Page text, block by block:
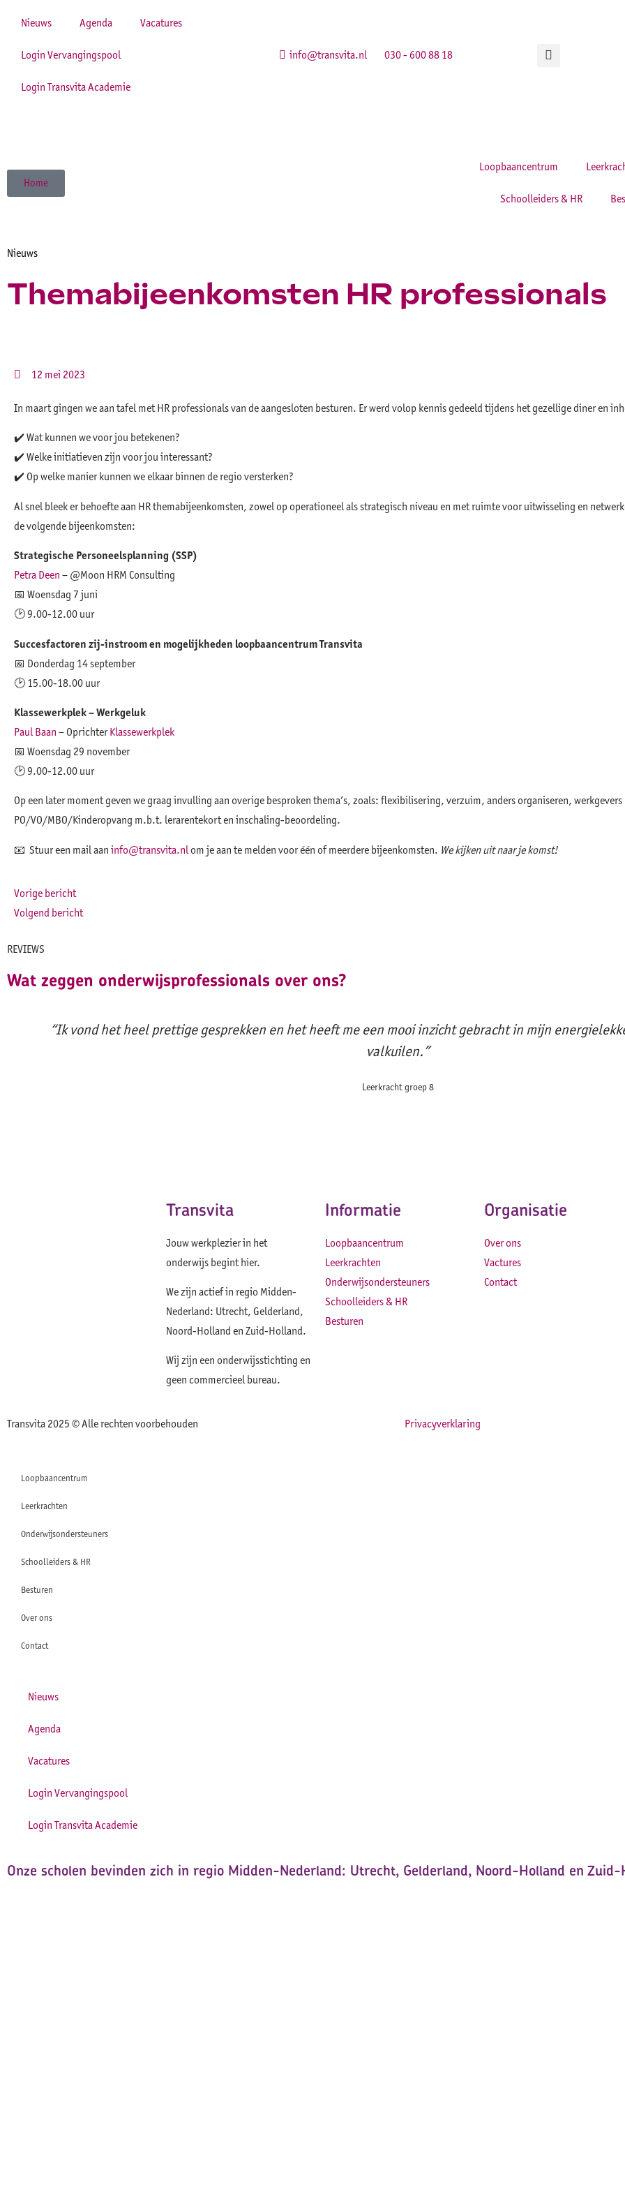
Nieuws Agenda Vacatures
Login Vervangingspool
Login Transvita Academie
info@transvita.nl 030 - 600 88 18
Home
Loopbaancentrum
Schoolleiders & HR
Nieuws
Themabijeenkomsten HR professionals
12 mei 2023
In maart gingen we aan tafel met HR professionals van de aangesloten besturen. Er werd volop kennis gedeeld tijdens het gezellige diner en
✔️ Wat kunnen we voor jou betekenen?
✔️ Welke initiatieven zijn voor jou interessant?
✔️ Op welke manier kunnen we elkaar binnen de regio versterken?
Al snel bleek er behoefte aan HR themabijeenkomsten, zowel op operationeel als strategisch niveau en met ruimte voor uitwisseling en
de volgende bijeenkomsten:
Strategische Personeelsplanning (SSP)
Petra Deen – @Moon HRM Consulting
📅 Woensdag 7 juni
🕑 9.00-12.00 uur
Succesfactoren zij-instroom en mogelijkheden loopbaancentrum Transvita
📅 Donderdag 14 september
🕑 15.00-18.00 uur
Klassewerkplek – Werkgeluk
Paul Baan – OprichterKlassewerkplek
📅 Woensdag 29 november
🕑 9.00-12.00 uur
Op een later moment geven we graag invulling aan overige besproken thema’s, zoals: flexibilisering, verzuim, anders organiseren,
PO/VO/MBO/Kinderopvang m.b.t. lerarentekort en inschaling-beoordeling.
📧 Stuur een mail aan info@transvita.nl om je aan te melden voor één of meerdere bijeenkomsten. We kijken uit naar je komst!
Vorige bericht
Volgend bericht
REVIEWS
Wat zeggen onderwijsprofessionals over ons?
“Ik vond het heel prettige gesprekken en het heeft me een mooi inzicht gebracht in mijn
valkuilen.”
Leerkracht groep 8
Transvita
Jouw werkplezier in het
onderwijs begint hier.
We zijn actief in regio Midden-
Nederland: Utrecht, Gelderland,
Noord-Holland en Zuid-Holland.
Wij zijn een onderwijsstichting en
geen commercieel bureau.
Informatie
Loopbaancentrum
Leerkrachten
Onderwijsondersteuners
Schoolleiders & HR
Besturen
Organisatie
Over ons
Vactures
Contact
Transvita 2025 © Alle rechten voorbehouden Privacyverklaring
Loopbaancentrum
Leerkrachten
Onderwijsondersteuners
Schoolleiders & HR
Besturen
Over ons
Contact
Nieuws
Agenda
Vacatures
Login Vervangingspool
Login Transvita Academie
Onze scholen bevinden zich in regio Midden-Nederland: Utrecht, Gelderland, Noord-Holland en Zuid-